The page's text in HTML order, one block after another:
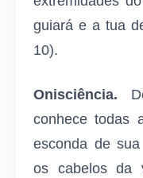
guiará e a tua
10).
Onisciência.
conhece todas
esconda de
os cabelos da